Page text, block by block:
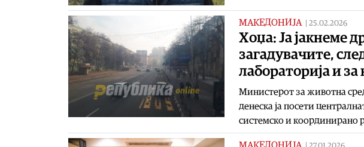
МАКЕДОНИЈА | 25.02.2026
Хоџа: Ја јакнеме
загадувачите,
лабораторија и
Министерот за животна
денеска ја посети
системско и координирано
МАКЕДОНИЈА